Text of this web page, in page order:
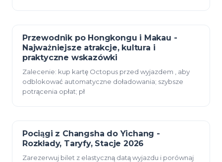
23 grudnia 2025
Przewodnik po Hongkongu i Makau -
Najważniejsze atrakcje, kultura i
praktyczne wskazówki
Zalecenie: kup kartę Octopus przed wyjazdem , aby
odblokować automatyczne doładowania; szybsze
potrącenia opłat; pł
23 grudnia 2025
Pociągi z Changsha do Yichang -
Rozkłady, Taryfy, Stacje 2026
Zarezerwuj bilet z elastyczną datą wyjazdu i porównaj